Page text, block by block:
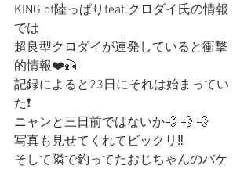
KING of陸っぱりfeat.クロダイ氏の情報
では
超良型クロダイが連発していると衝撃
的情報❤️🎣
記録によると23日にそれは始まってい
た❗️
ニャンと三日前ではないか💨 💨 💨
写真も見せてくれてビックリ‼️
そして隣で釣ってたおじちゃんのバケ